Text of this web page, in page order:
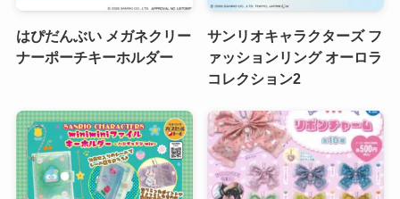
はぴだんぶい メガネクリー
ナーポーチキーホルダー
サンリオキャラクターズ フ
ァッションリング オーロラ
コレクション2